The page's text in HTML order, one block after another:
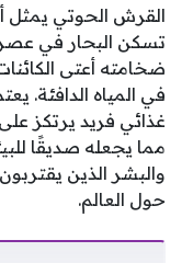
القرش الحوتي
تسكن البحار في
ضخامته أعتى
في المياه الدافئة.
غذائي فريد يرتكز
مما يجعله صديقًا
والبشر الذين
حول العالم.